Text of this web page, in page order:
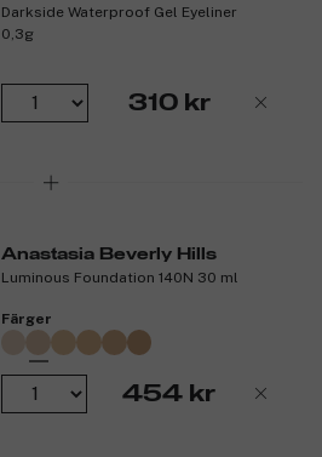
Darkside Waterproof Gel Eyeliner
0,3g
310 kr
Anastasia Beverly Hills
Luminous Foundation 140N 30 ml
Färger
454 kr